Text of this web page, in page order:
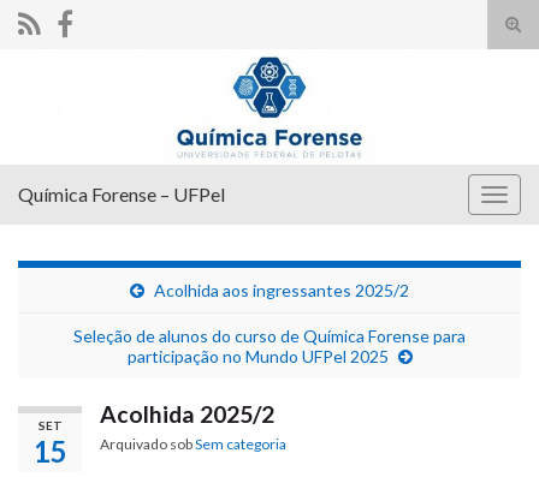
Química Forense – UFPel
Acolhida aos ingressantes 2025/2
Seleção de alunos do curso de Química Forense para
participação no Mundo UFPel 2025
SET
15
Acolhida 2025/2
Arquivado sobSem categoria